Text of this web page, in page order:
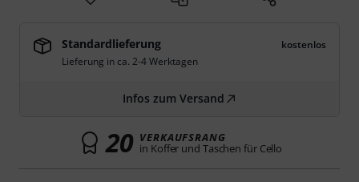
Standardlieferung
kostenlos
Lieferung in ca. 2-4 Werktagen
Infos zum Versand
20 VERKAUFSRANG
in Koffer und Taschen für Cello